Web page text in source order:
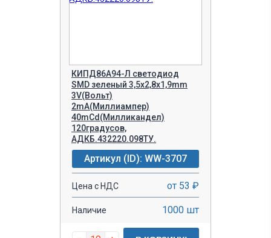
КИПД86А94-Л светодиод
SMD зеленый 3,5х2,8х1,9mm
3V(Вольт)
2mA(Миллиампер)
40mCd(Милликандел)
120градусов,
АДКБ.432220.098ТУ.
Артикул (ID): WW-3707
Цена с НДС от 53 ₽
Наличие 1000 шт